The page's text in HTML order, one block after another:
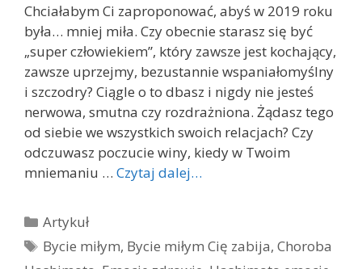
Chciałabym Ci zaproponować, abyś w 2019 roku
była… mniej miła. Czy obecnie starasz się być
„super człowiekiem”, który zawsze jest kochający,
zawsze uprzejmy, bezustannie wspaniałomyślny
i szczodry? Ciągle o to dbasz i nigdy nie jesteś
nerwowa, smutna czy rozdrażniona. Żądasz tego
od siebie we wszystkich swoich relacjach? Czy
odczuwasz poczucie winy, kiedy w Twoim
mniemaniu … Czytaj dalej…
Kategorie
Artykuł
Tagi
Bycie miłym, Bycie miłym Cię zabija,Choroba